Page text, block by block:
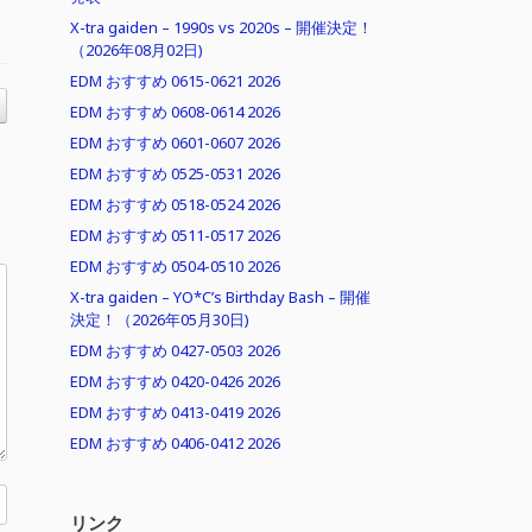
X-tra gaiden – 1990s vs 2020s – 開催決定！
（2026年08月02日)
EDM おすすめ 0615-0621 2026
EDM おすすめ 0608-0614 2026
EDM おすすめ 0601-0607 2026
EDM おすすめ 0525-0531 2026
EDM おすすめ 0518-0524 2026
EDM おすすめ 0511-0517 2026
EDM おすすめ 0504-0510 2026
X-tra gaiden – YO*C’s Birthday Bash – 開催
決定！（2026年05月30日)
EDM おすすめ 0427-0503 2026
EDM おすすめ 0420-0426 2026
EDM おすすめ 0413-0419 2026
EDM おすすめ 0406-0412 2026
リンク